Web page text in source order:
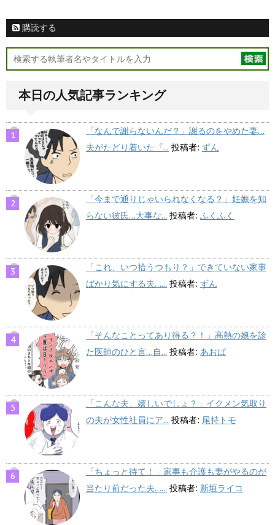
購読する
本日の人気記事ランキング
「なんで謝らないんだ？」謝るのをやめた妻…
夫がたどり着いた『... 投稿者: ずん
「今まで通りじゃいられなくなる？」妊娠を知
らない彼氏…大事な... 投稿者: ふくふく
「これ、いつ拾うつもり？」できていない家事
ばかり気にする夫…... 投稿者: ずん
「そんなことってあり得る？！」高熱の娘を診
た医師のひと言…自... 投稿者: あおば
「こんな夫、嬉しいでしょ？」イクメン気取り
の夫が女性社員にア... 投稿者: 尾持トモ
「ちょっと待て！」家事も介護も妻がやるのが
当たり前だった夫…... 投稿者: 新垣ライコ